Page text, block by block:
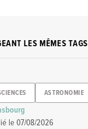
LES MÊMES TAGS
ASTRONOMIE
le07/08/2026